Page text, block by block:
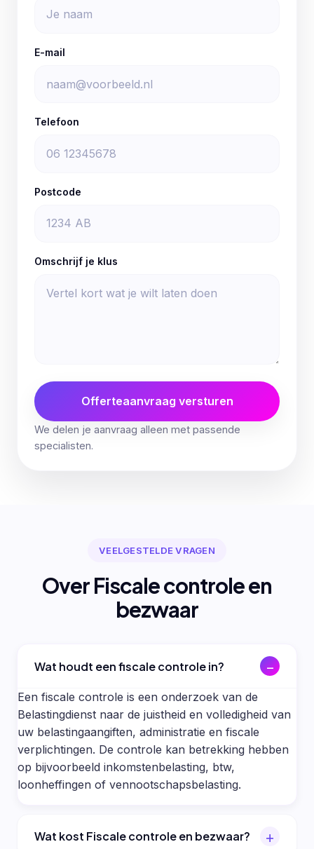
E-mail
Telefoon
Postcode
Omschrijf je klus
Offerteaanvraag versturen
We delen je aanvraag alleen met passende
specialisten.
VEELGESTELDE VRAGEN
Over Fiscale controle en
bezwaar
Wat houdt een fiscale controle in?
Een fiscale controle is een onderzoek van de
Belastingdienst naar de juistheid en volledigheid van
uw belastingaangiften, administratie en fiscale
verplichtingen. De controle kan betrekking hebben
op bijvoorbeeld inkomstenbelasting, btw,
loonheffingen of vennootschapsbelasting.
Wat kost Fiscale controle en bezwaar?